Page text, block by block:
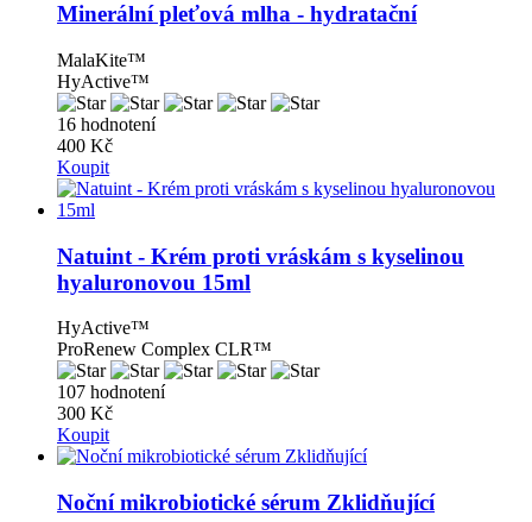
Minerální pleťová mlha - hydratační
MalaKite™
HyActive™
16 hodnotení
400 Kč
Koupit
Natuint - Krém proti vráskám s kyselinou
hyaluronovou 15ml
HyActive™
ProRenew Complex CLR™
107 hodnotení
300 Kč
Koupit
Noční mikrobiotické sérum Zklidňující